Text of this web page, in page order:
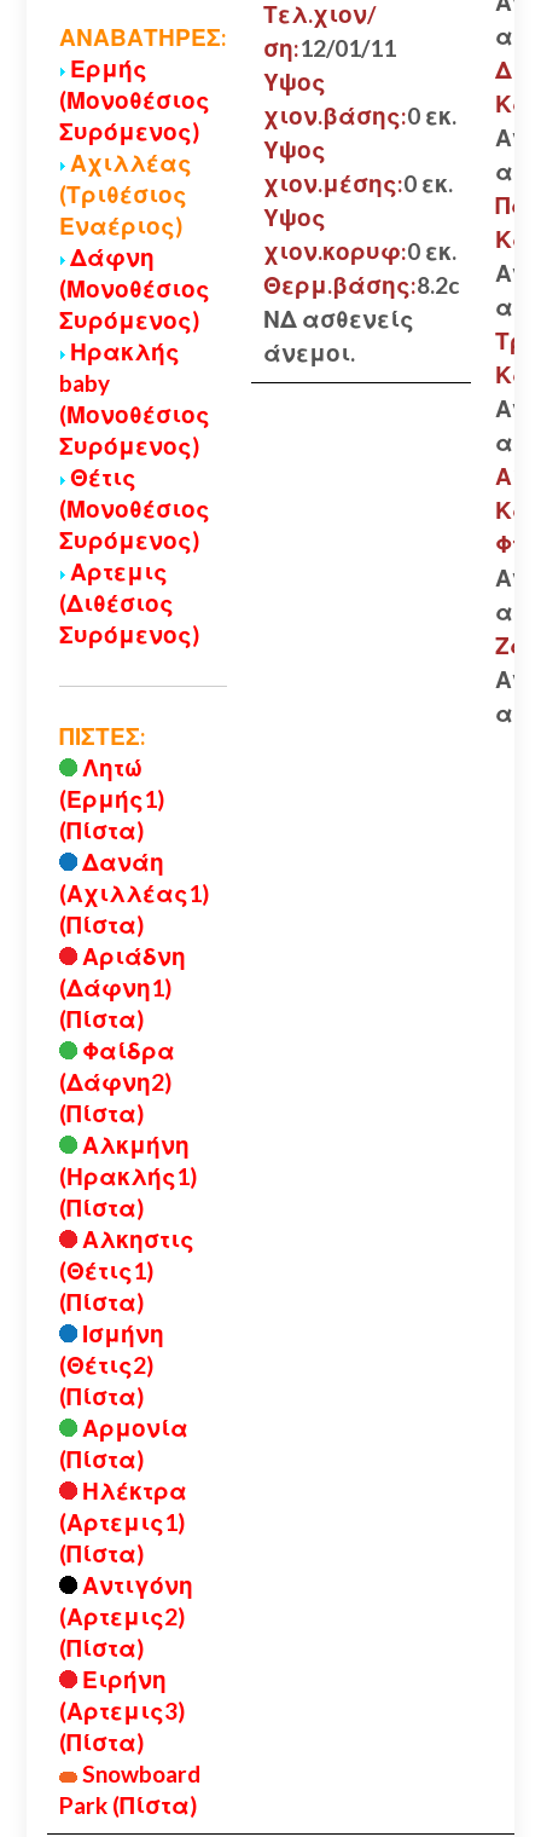
ΑΝΑΒΑΤΗΡΕΣ:
Ερμής
(Μονοθέσιος
Συρόμενος)
Αχιλλέας
(Τριθέσιος
Εναέριος)
Δάφνη
(Μονοθέσιος
Συρόμενος)
Ηρακλής
baby
(Μονοθέσιος
Συρόμενος)
Θέτις
(Μονοθέσιος
Συρόμενος)
Αρτεμις
(Διθέσιος
Συρόμενος)
ΠΙΣΤΕΣ:
Λητώ
(Ερμής1)
(Πίστα)
Δανάη
(Αχιλλέας1)
(Πίστα)
Αριάδνη
(Δάφνη1)
(Πίστα)
Φαίδρα
(Δάφνη2)
(Πίστα)
Αλκμήνη
(Ηρακλής1)
(Πίστα)
Αλκηστις
(Θέτις1)
(Πίστα)
Ισμήνη
(Θέτις2)
(Πίστα)
Αρμονία
(Πίστα)
Ηλέκτρα
(Αρτεμις1)
(Πίστα)
Αντιγόνη
(Αρτεμις2)
(Πίστα)
Ειρήνη
(Αρτεμις3)
(Πίστα)
Snowboard
Park (Πίστα)
Τελ.χιον/
ση:12/01/11
Υψος
χιον.βάσης:0 εκ.
Υψος
χιον.μέσης:0 εκ.
Υψος
χιον.κορυφ:0 εκ.
Θερμ.βάσης:8.2c
ΝΔ ασθενείς
άνεμοι.